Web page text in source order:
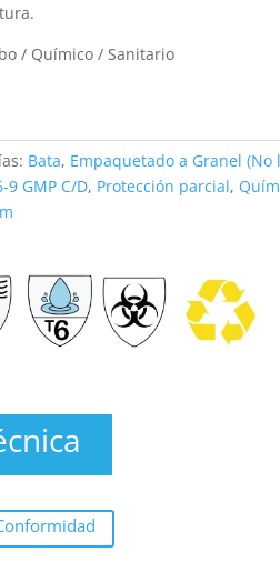
/ Químico / Sanitario
Bata, Empaquetado a Granel
9 GMP C/D, Protección parcial,